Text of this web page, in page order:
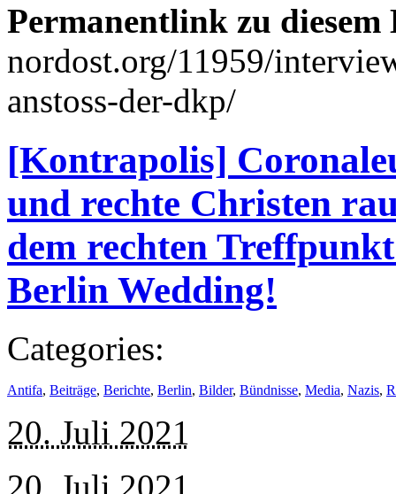
Permanentlink zu
nordost.org/11959/
anstoss-der-dkp/
[Kontrapolis]
und rechte Christen
dem rechten
Berlin Wedding!
Categories:
Antifa, Beiträge, Berichte, Berlin, Bilder, Bündnisse, Media, Nazis,
20. Juli 2021